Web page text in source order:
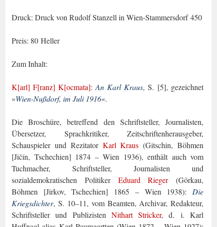
Druck: Druck von Rudolf Stanzell in Wien-Stammersdorf 450
Preis: 80 Heller
Zum Inhalt:
K[arl] F[ranz] K[ocmata]: An Karl Kraus, S. [5], gezeichnet
»Wien-Nußdorf, im Juli 1916«.
Die Broschüre, betreffend den Schriftsteller, Journalisten,
Übersetzer, Sprachkritiker, Zeitschriftenherausgeber,
Schauspieler und Rezitator Karl Kraus (Gitschin, Böhmen
[Jičín, Tschechien] 1874 – Wien 1936), enthält auch vom
Tuchmacher, Schriftsteller, Journalisten und
sozialdemokratischen Politiker Eduard Rieger(Görkau,
Böhmen [Jir­kov, Tschechien] 1865 – Wien 1938): Die
Kriegsdichter, S. 10–11, vom Beamten, Ar­chivar, Redakteur,
Schriftsteller und Publizisten Nithart Stricker, d. i. Karl